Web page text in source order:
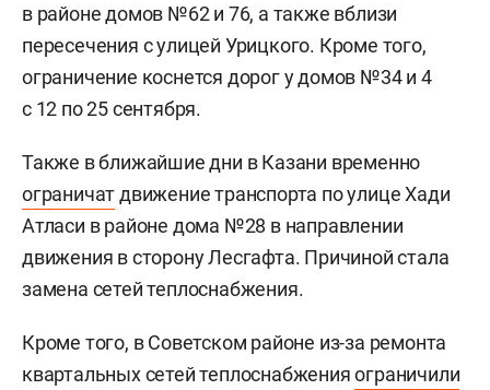
в районе домов №62 и 76, а также вблизи
пересечения с улицей Урицкого. Кроме того,
ограничение коснется дорог у домов №34 и 4
с 12 по 25 сентября.
Также в ближайшие дни в Казани временно
ограничатдвижение транспорта по улице Хади
Атласи в районе дома №28 в направлении
движения в сторону Лесгафта. Причиной стала
замена сетей теплоснабжения.
Кроме того, в Советском районе из-за ремонта
квартальных сетей теплоснабженияограничили